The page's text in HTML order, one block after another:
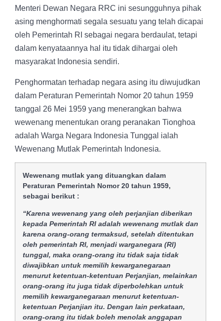
Menteri Dewan Negara RRC ini sesungguhnya pihak
asing menghormati segala sesuatu yang telah dicapai
oleh Pemerintah RI sebagai negara berdaulat, tetapi
dalam kenyataannya hal itu tidak dihargai oleh
masyarakat Indonesia sendiri.
Penghormatan terhadap negara asing itu diwujudkan
dalam Peraturan Pemerintah Nomor 20 tahun 1959
tanggal 26 Mei 1959 yang menerangkan bahwa
wewenang menentukan orang peranakan Tionghoa
adalah Warga Negara Indonesia Tunggal ialah
Wewenang Mutlak Pemerintah Indonesia.
Wewenang mutlak yang dituangkan dalam
Peraturan Pemerintah Nomor 20 tahun 1959,
sebagai berikut :
“Karena wewenang yang oleh perjanjian diberikan
kepada Pemerintah RI adalah wewenang mutlak dan
karena orang-orang termaksud, setelah ditentukan
oleh pemerintah RI, menjadi warganegara (RI)
tunggal, maka orang-orang itu tidak saja tidak
diwajibkan untuk memilih kewarganegaraan
menurut ketentuan-ketentuan Perjanjian, melainkan
orang-orang itu juga tidak diperbolehkan untuk
memilih kewarganegaraan menurut ketentuan-
ketentuan Perjanjian itu. Dengan lain perkataan,
orang-orang itu tidak boleh menolak anggapan